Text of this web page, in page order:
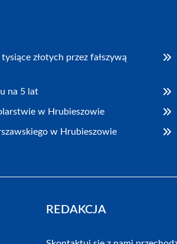
złotych przez fałszywą
na 5 lat
w Hrubieszowie
w Hrubieszowie
REDAKCJA